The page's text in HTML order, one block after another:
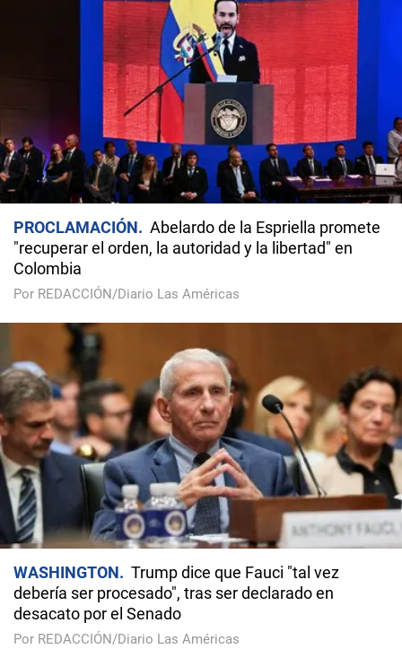
PROCLAMACIÓN
Abelardo de la Espriella promete
"recuperar el orden, la autoridad y la libertad" en
Colombia
Por REDACCIÓN/Diario Las Américas
WASHINGTON
Trump dice que Fauci "tal vez
debería ser procesado", tras ser declarado en
desacato por el Senado
Por REDACCIÓN/Diario Las Américas